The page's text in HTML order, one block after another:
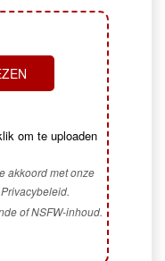
om te uploaden
akkoord met onze
of NSFW-inhoud.